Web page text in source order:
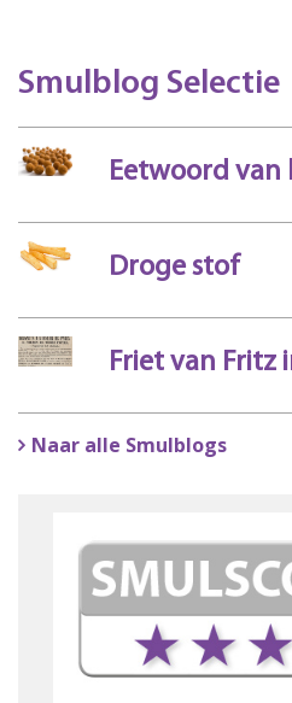
Smulblog Selectie
Eetwoord van
Droge stof
Friet van Fritz
Naar alle Smulblogs